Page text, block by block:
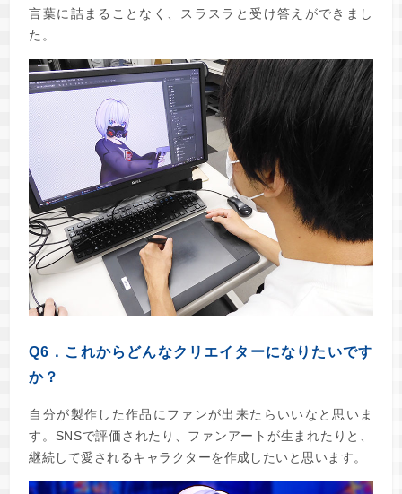
言葉に詰まることなく、スラスラと受け答えができまし
た。
Q6．これからどんなクリエイターになりたいです
か？
自分が製作した作品にファンが出来たらいいなと思いま
す。SNSで評価されたり、ファンアートが生まれたりと、
継続して愛されるキャラクターを作成したいと思います。